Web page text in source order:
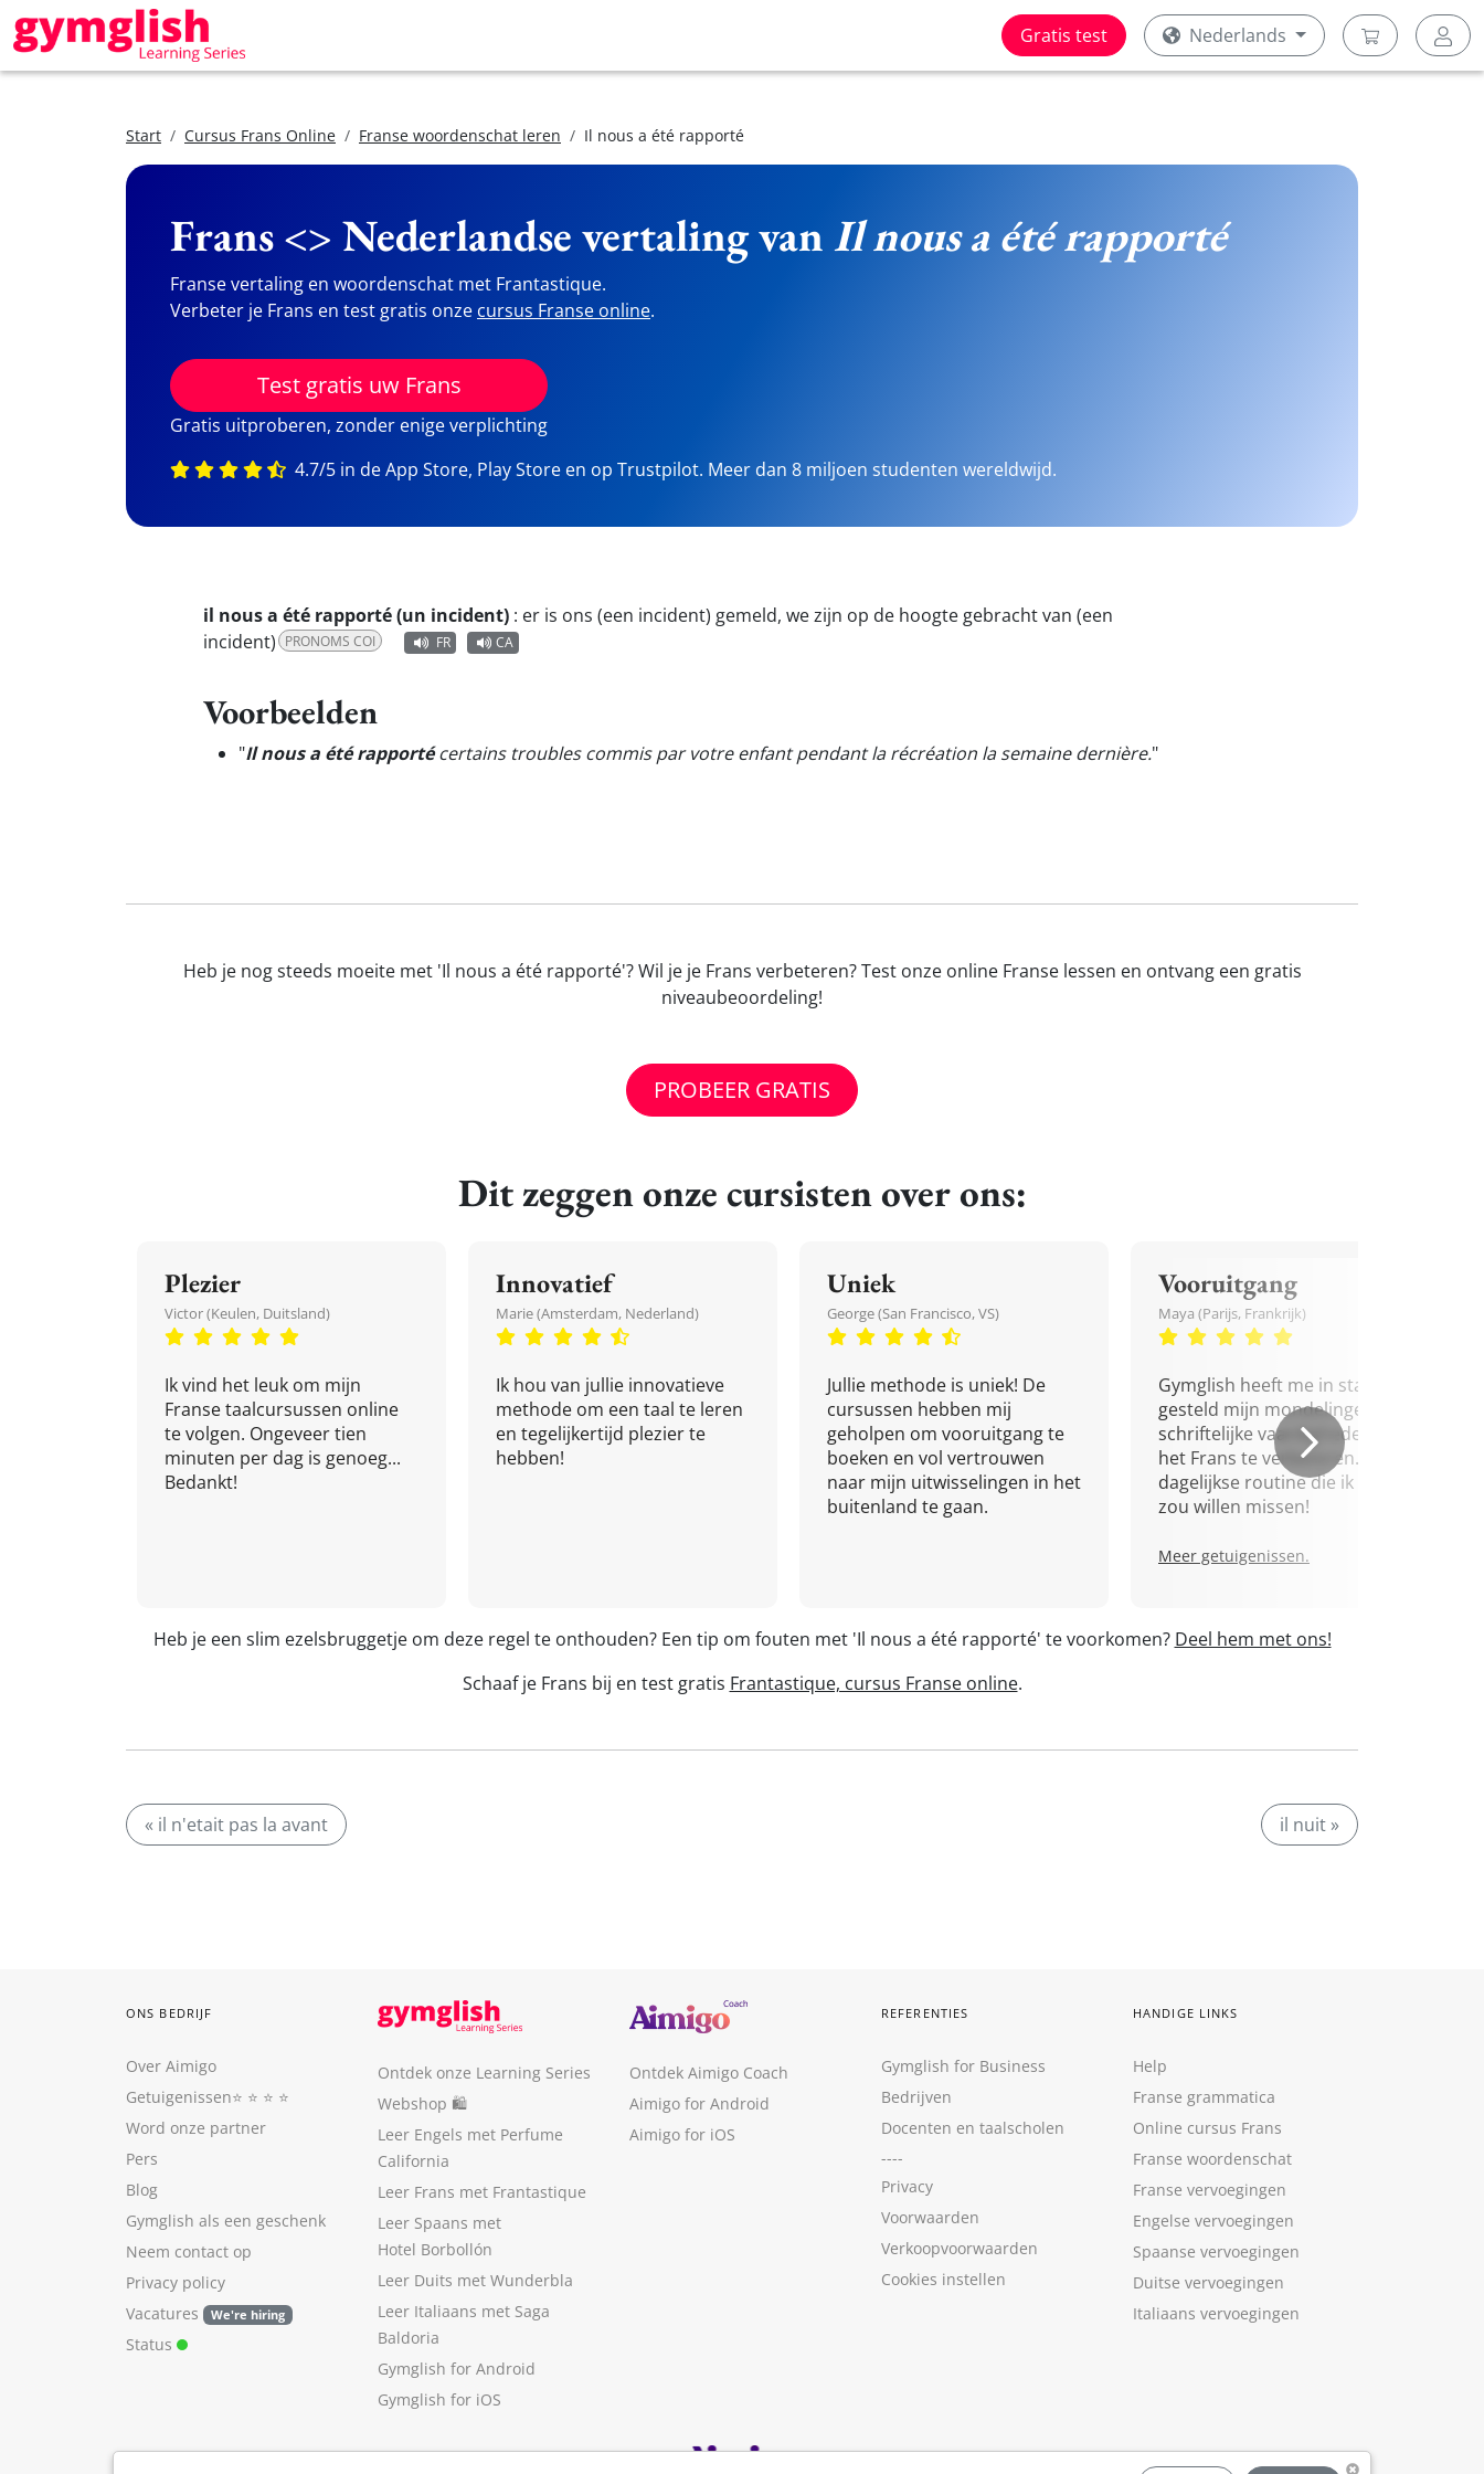
Gratis test Nederlands
Start Cursus Frans Online Franse woordenschat leren Il nous a été rapporté
Frans <> Nederlandse vertaling vanIl nous a été rapporté
Franse vertaling en woordenschat met Frantastique.
Verbeter je Frans en test gratis onze cursus Franse online.
Test gratis uw Frans
Gratis uitproberen, zonder enige verplichting
4.7/5 in de App Store, Play Store en op Trustpilot. Meer dan 8 miljoen studenten wereldwijd.
il nous a été rapporté (un incident) : er is ons (een incident) gemeld, we zijn op de hoogte gebracht van (een
incident) PRONOMS COI FR CA
Voorbeelden
"Il nous a été rapportécertains troubles commis par votre enfant pendant la récréation la semaine dernière."
Heb je nog steeds moeite met 'Il nous a été rapporté'? Wil je je Frans verbeteren? Test onze online Franse lessen en ontvang een gratis
niveaubeoordeling!
PROBEER GRATIS
Dit zeggen onze cursisten over ons:
Plezier
Victor (Keulen, Duitsland)
Ik vind het leuk om mijn
Franse taalcursussen online
te volgen. Ongeveer tien
minuten per dag is genoeg...
Bedankt!
Innovatief
Marie (Amsterdam, Nederland)
Ik hou van jullie innovatieve
methode om een taal te leren
en tegelijkertijd plezier te
hebben!
Uniek
George (San Francisco, VS)
Jullie methode is uniek! De
cursussen hebben mij
geholpen om vooruitgang te
boeken en vol vertrouwen
naar mijn uitwisselingen in het
buitenland te gaan.
Vooruitgang
Maya (Parijs, Frankrijk)
Gymglish heeft me in staat
gesteld mijn mondelinge en
schriftelijke vaardigheden in
het Frans te verbeteren. Een
dagelijkse routine die ik niet
zou willen missen!
Meer getuigenissen.
Heb je een slim ezelsbruggetje om deze regel te onthouden? Een tip om fouten met 'Il nous a été rapporté' te voorkomen? Deel hem met ons!
Schaaf je Frans bij en test gratis Frantastique, cursus Franse online.
« il n'etait pas la avant il nuit »
ONS BEDRIJF
Over Aimigo
Getuigenissen⭐️ ⭐️ ⭐️ ⭐️
Word onze partner
Pers
Blog
Gymglish als een geschenk
Neem contact op
Privacy policy
Vacatures
We're hiring
Status
Ontdek onze Learning Series
Webshop 🛍
Leer Engels met Perfume
California
Leer Frans met Frantastique
Leer Spaans met
Hotel Borbollón
Leer Duits met Wunderbla
Leer Italiaans met Saga
Baldoria
Gymglish for Android
Gymglish for iOS
Ontdek Aimigo Coach
Aimigo for Android
Aimigo for iOS
REFERENTIES
Gymglish for Business
Bedrijven
Docenten en taalscholen
----
Privacy
Voorwaarden
Verkoopvoorwaarden
Cookies instellen
HANDIGE LINKS
Help
Franse grammatica
Online cursus Frans
Franse woordenschat
Franse vervoegingen
Engelse vervoegingen
Spaanse vervoegingen
Duitse vervoegingen
Italiaans vervoegingen